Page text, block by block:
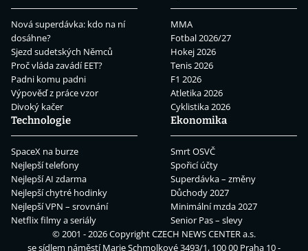
Nová superdávka: kdo na ní
dosáhne?
Sjezd sudetských Němců
Proč vláda zavádí EET?
Padni komu padni
Výpověď z práce vzor
Divoký kačer
MMA
Fotbal 2026/27
Hokej 2026
Tenis 2026
F1 2026
Atletika 2026
Cyklistika 2026
Technologie
SpaceX na burze
Nejlepší telefony
Nejlepší AI zdarma
Nejlepší chytré hodinky
Nejlepší VPN – srovnání
Netflix filmy a seriály
Ekonomika
Smrt OSVČ
Spořicí účty
Superdávka – změny
Důchody 2027
Minimální mzda 2027
Senior Pas – slevy
© 2001 - 2026 CopyrightCZECH NEWS CENTER a.s.
se sídlem náměstí Marie Schmolkové 3493/1, 100 00 Praha 10 -